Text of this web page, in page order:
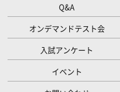
Q&A
オンデマンドテスト会
入試アンケート
イベント